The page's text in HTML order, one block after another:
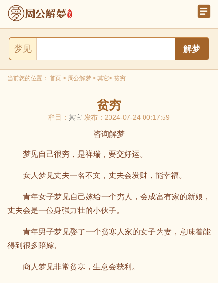
梦见
当前您的位置： 首页 > 周公解梦 > 其它> 贫穷
贫穷
栏目： 其它 发布：2024-07-24 00:17:59
咨询解梦
梦见自己很穷，是祥瑞，要交好运。
女人梦见丈夫一名不文，丈夫会发财，能幸福。
青年女子梦见自己嫁给一个穷人，会成富有家的新娘，
丈夫会是一位身强力壮的小伙子。
青年男子梦见娶了一个贫寒人家的女子为妻，意味着能
得到很多陪嫁。
商人梦见非常贫寒，生意会获利。